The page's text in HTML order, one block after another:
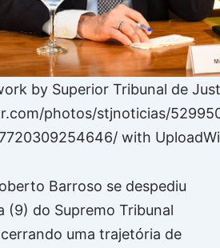
by Superior Tribunal de
photos/stjnoticias/
with
Barroso se despediu
(9) do Supremo Tribunal
uma trajetória de